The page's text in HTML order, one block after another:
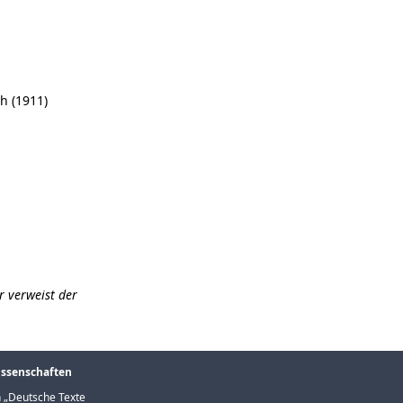
(1911)
verweist der
Deutsche Texte